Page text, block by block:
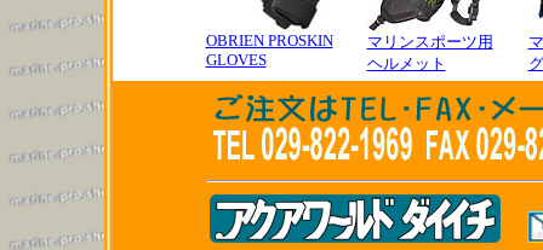
OBRIEN PROSKIN
GLOVES
マリンスポーツ用
ヘルメット